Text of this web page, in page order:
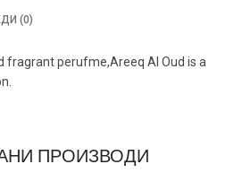
(0)
fragrant perufme,Areeq Al Oud is a
ПРОИЗВОДИ